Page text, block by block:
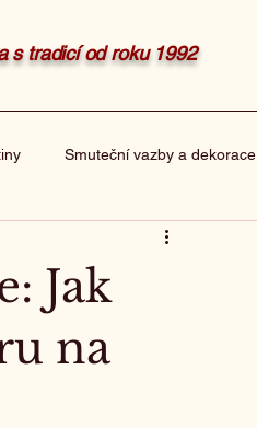
s tradicí od roku 1992
Smuteční vazby a dekorace
Jak
na